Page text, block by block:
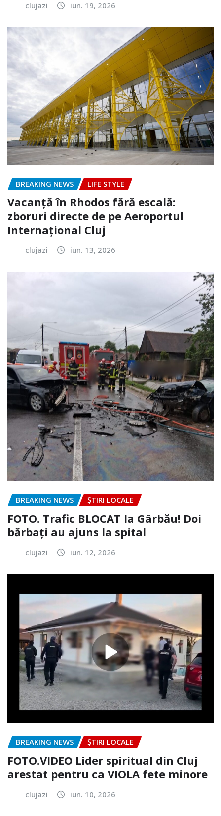
clujazi iun. 19, 2026
BREAKING NEWS LIFE STYLE
Vacanță în Rhodos fără escală:
zboruri directe de pe Aeroportul
Internațional Cluj
clujazi iun. 13, 2026
BREAKING NEWS ȘTIRI LOCALE
FOTO. Trafic BLOCAT la Gârbău! Doi
bărbați au ajuns la spital
clujazi iun. 12, 2026
BREAKING NEWS ȘTIRI LOCALE
FOTO.VIDEO Lider spiritual din Cluj
arestat pentru ca VIOLA fete minore
clujazi iun. 10, 2026